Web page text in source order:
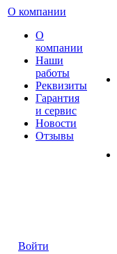
О компании
О
компании
Наши
работы
Реквизиты
Гарантия
и сервис
Новости
Отзывы
Войти